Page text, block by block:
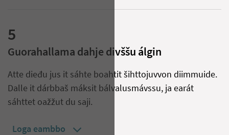
5
Guorahallama dahje divššu álgin
Atte dieđu jus it sáhte boahtit šihttojuvvon diimmuide.
Dalle it dárbbaš máksit bálvalusmávssu, ja earát
sáhttet oažžut du saji.
Loga eambbo